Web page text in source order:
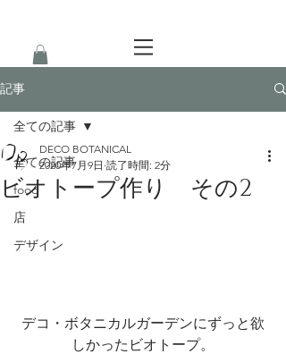
記事
全ての記事
food
店
デザイン
全ての記事
ビオトープ作り その2
DECO BOTANICAL
2020年7月9日 読了時間: 2分
デコ・ボタニカルガーデンにずっと欲
しかったビオトープ。